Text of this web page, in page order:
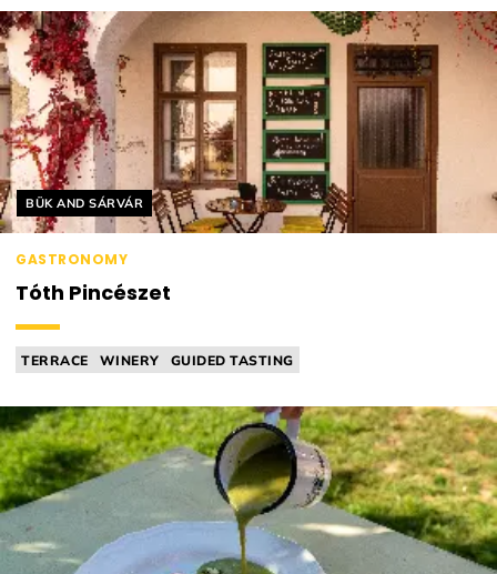
Helyszín címkék:
BÜK AND SÁRVÁR
GASTRONOMY
Tóth Pincészet
TERRACE WINERY
GUIDED TASTING